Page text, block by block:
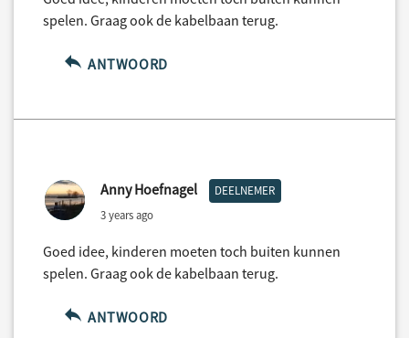
spelen. Graag ook de kabelbaan terug.
ANTWOORD
Anny Hoefnagel DEELNEMER
3 years ago
Goed idee, kinderen moeten toch buiten kunnen
spelen. Graag ook de kabelbaan terug.
ANTWOORD